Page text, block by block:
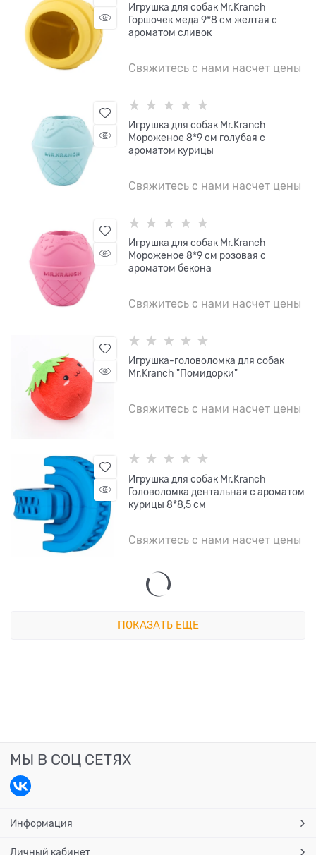
Игрушка для собак Mr.Kranch
Горшочек меда 9*8 см желтая с
ароматом сливок
Свяжитесь с нами насчет цены
Игрушка для собак Mr.Kranch
Мороженое 8*9 см голубая с
ароматом курицы
Свяжитесь с нами насчет цены
Игрушка для собак Mr.Kranch
Мороженое 8*9 см розовая с
ароматом бекона
Свяжитесь с нами насчет цены
Игрушка-головоломка для собак
Mr.Kranch "Помидорки"
Свяжитесь с нами насчет цены
Игрушка для собак Mr.Kranch
Головоломка дентальная с ароматом
курицы 8*8,5 см
Свяжитесь с нами насчет цены
ПОКАЗАТЬ ЕЩЕ
МЫ В СОЦ СЕТЯХ
Информация
Личный кабинет